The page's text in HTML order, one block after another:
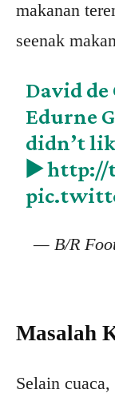
makanan
seenak
David
Edurne
didn’t
▶️http://
— B/R
Masalah
Selain